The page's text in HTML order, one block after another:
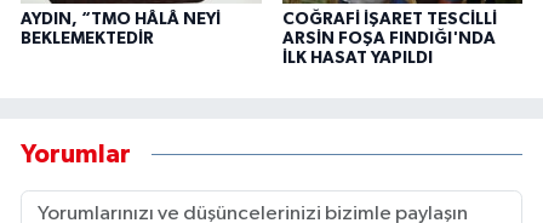
AYDIN, “TMO HÂLÂ NEYİ
BEKLEMEKTEDİR
COĞRAFİ İŞARET TESCİLLİ
ARSİN FOŞA FINDIĞI'NDA
İLK HASAT YAPILDI
Yorumlar